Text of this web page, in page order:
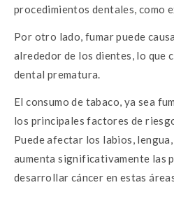
procedimientos dentales, como
Por otro lado, fumar puede
alrededor de los dientes, lo que
dental prematura.
El consumo de tabaco, ya sea
los principales factores de
Puede afectar los labios,
aumenta significativamente las
desarrollar cáncer en estas